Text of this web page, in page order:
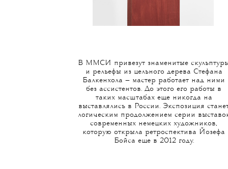
В ММСИ привезут знаменитые
и рельефы из цельного дерева Стефана
Балкенхола — мастер работает над ними
без ассистентов. До этого его работы в
таких масштабах еще никогда на
выставлялись в России. Экспозиция
логическим продолжением серии
современных немецких художников,
которую открыла ретроспектива Йозефа
Бойса еще в 2012 году.